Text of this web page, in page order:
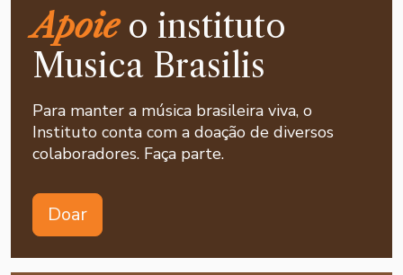
Apoieo instituto
Musica Brasilis
Para manter a música brasileira viva, o
Instituto conta com a doação de diversos
colaboradores. Faça parte.
Doar